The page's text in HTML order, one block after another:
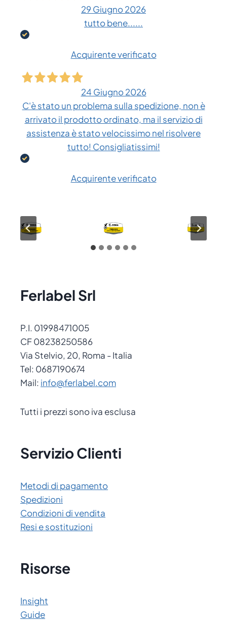
29 Giugno 2026
tutto bene......
Acquirente verificato
24 Giugno 2026
C'è stato un problema sulla spedizione, non è
arrivato il prodotto ordinato, ma il servizio di
assistenza è stato velocissimo nel risolvere
tutto! Consigliatissimi!
Acquirente verificato
Ferlabel Srl
P.I. 01998471005
CF 08238250586
Via Stelvio, 20, Roma - Italia
Tel: 0687190674
Mail: info@ferlabel.com
Tutti i prezzi sono iva esclusa
Servizio Clienti
Metodi di pagamento
Spedizioni
Condizioni di vendita
Resi e sostituzioni
Risorse
Insight
Guide